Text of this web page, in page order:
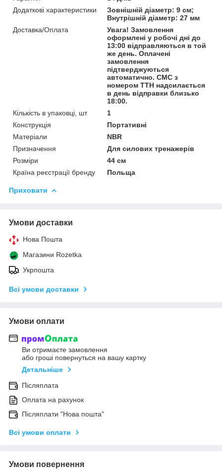
Додаткові характеристики
Зовнішній діаметр: 9 см;
Внутрішній діаметр: 27 мм
Доставка/Оплата
Увага! Замовлення
оформлені у робочі дні до
13:00 відправляються в той
же день. Оплачені
замовлення
підтверджуються
автоматично. СМС з
номером ТТН надсилається
в день відправки близько
18:00.
Кількість в упаковці, шт
1
Конструкція
Портативні
Матеріали
NBR
Призначення
Для силових тренажерів
Розміри
44 см
Країна реєстрації бренду
Польща
Приховати
Умови доставки
Нова Пошта
Магазини Rozetka
Укрпошта
Всі умови доставки
Умови оплати
Ви отримаєте замовлення
або гроші повернуться на вашу картку
Детальніше
Післяплата
Оплата на рахунок
Післяплати "Нова пошта"
Всі умови оплати
Умови повернення